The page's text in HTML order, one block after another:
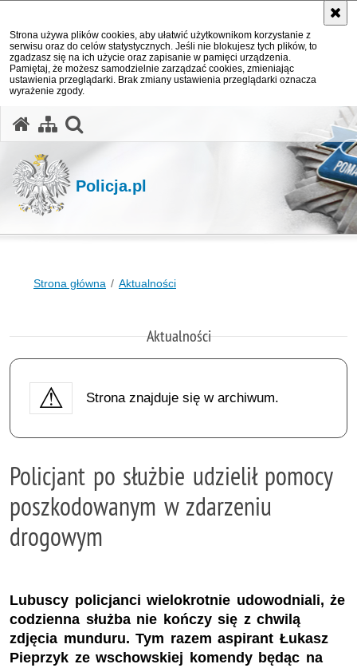
Strona używa plików cookies, aby ułatwić użytkownikom korzystanie z
serwisu oraz do celów statystycznych. Jeśli nie blokujesz tych plików, to
zgadzasz się na ich użycie oraz zapisanie w pamięci urządzenia.
Pamiętaj, że możesz samodzielnie zarządzać cookies, zmieniając
ustawienia przeglądarki. Brak zmiany ustawienia przeglądarki oznacza
wyrażenie zgody.
Policja.pl
Strona główna Aktualności
Aktualności
Strona znajduje się w archiwum.
Policjant po służbie udzielił pomocy
poszkodowanym w zdarzeniu
drogowym
Lubuscy policjanci wielokrotnie udowodniali, że
codzienna służba nie kończy się z chwilą
zdjęcia munduru. Tym razem aspirant Łukasz
Pieprzyk ze wschowskiej komendy będąc na